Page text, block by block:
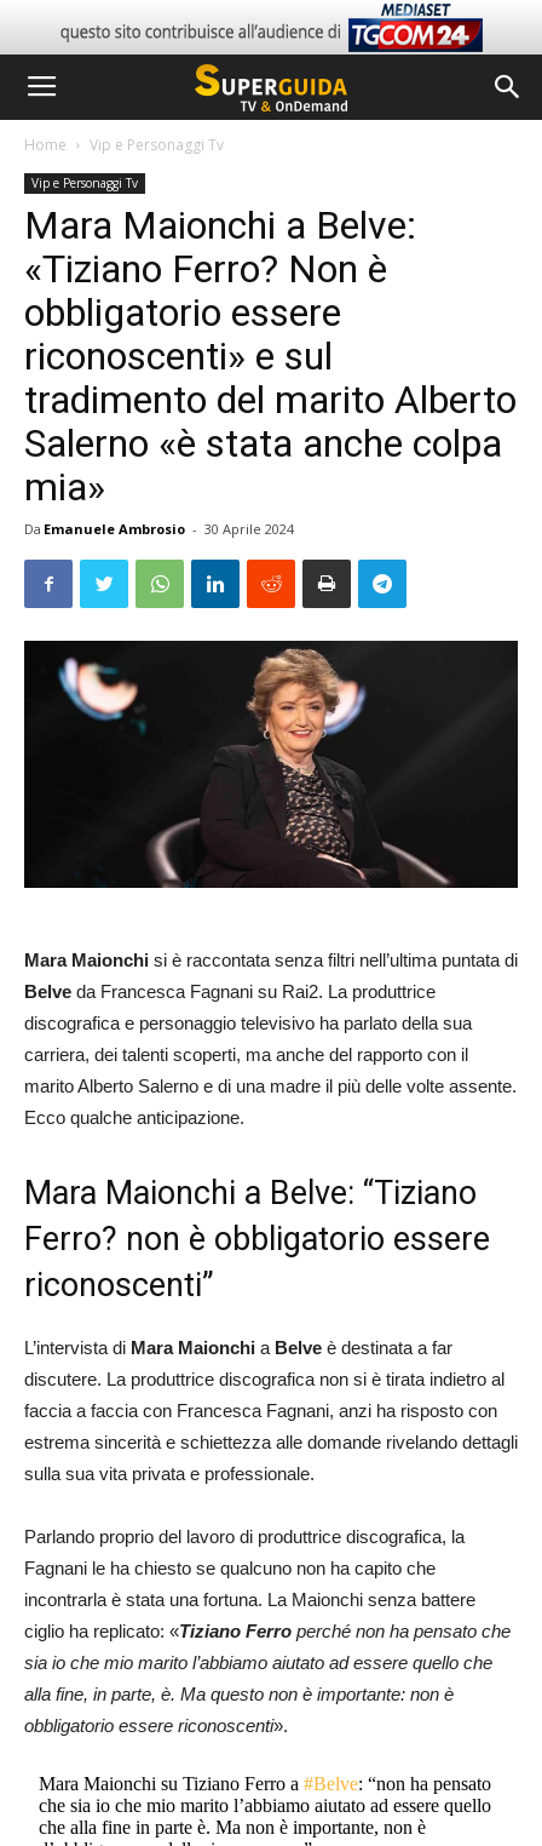
Home Vip e Personaggi Tv
Vip e Personaggi Tv
Mara Maionchi a Belve:
«Tiziano Ferro? Non è
obbligatorio essere
riconoscenti» e sul
tradimento del marito Alberto
Salerno «è stata anche colpa
mia»
Da Emanuele Ambrosio - 30 Aprile 2024
Mara Maionchi si è raccontata senza filtri nell’ultima puntata di
Belve da Francesca Fagnani su Rai2. La produttrice
discografica e personaggio televisivo ha parlato della sua
carriera, dei talenti scoperti, ma anche del rapporto con il
marito Alberto Salerno e di una madre il più delle volte assente.
Ecco qualche anticipazione.
Mara Maionchi a Belve: “Tiziano
Ferro? non è obbligatorio essere
riconoscenti”
L’intervista di Mara Maionchi a Belve è destinata a far
discutere. La produttrice discografica non si è tirata indietro al
faccia a faccia con Francesca Fagnani, anzi ha risposto con
estrema sincerità e schiettezza alle domande rivelando dettagli
sulla sua vita privata e professionale.
Parlando proprio del lavoro di produttrice discografica, la
Fagnani le ha chiesto se qualcuno non ha capito che
incontrarla è stata una fortuna. La Maionchi senza battere
ciglio ha replicato: «Tiziano Ferro perché non ha pensato che
sia io che mio marito l’abbiamo aiutato ad essere quello che
alla fine, in parte, è. Ma questo non è importante: non è
obbligatorio essere riconoscenti».
Mara Maionchi su Tiziano Ferro a#Belve: “non ha pensato
che sia io che mio marito l’abbiamo aiutato ad essere quello
che alla fine in parte è. Ma non è importante, non è